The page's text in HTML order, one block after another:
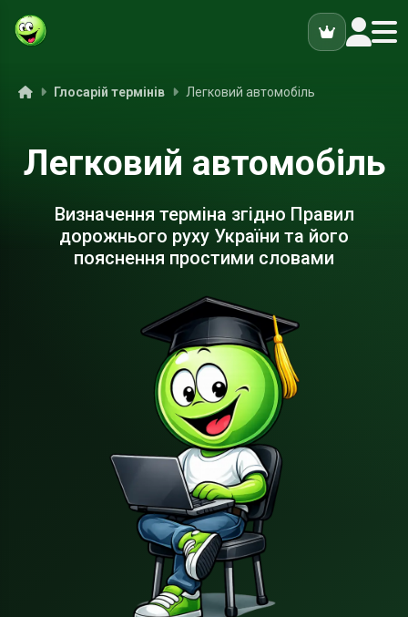
ГоловнаГлосарій термінів Легковий автомобіль
Легковий автомобіль
Визначення терміна згідно Правил
дорожнього руху України та його
пояснення простими словами